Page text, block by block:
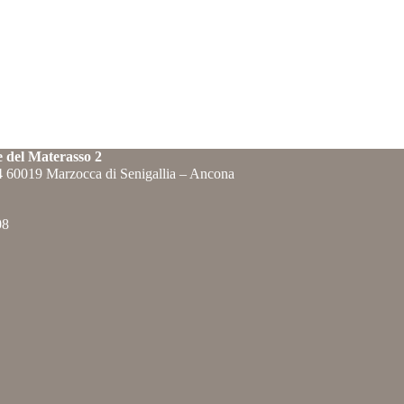
del Materasso 2
60019 Marzocca di Senigallia – Ancona